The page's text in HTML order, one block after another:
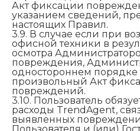
Акт фиксации
указанием сведений,
настоящих Правил.
3.9. В случае если при
офисной техники в
осмотра
повреждения,
одностороннем порядке
произвольный Акт
повреждений.
3.10. Пользователь
расходы TrendAgent,
выявленных
Пользователя и (или)